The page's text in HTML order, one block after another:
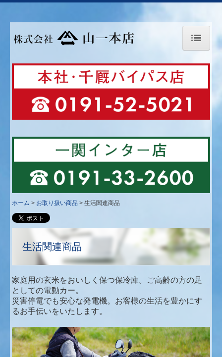
google-site-
お知らせ
当社のこだわり
お取り扱い商品
農業機械
緑地機械
林業機械
除雪機械
生活関連商品
取扱メーカー一覧
会社案内
STAFF BLOG
2021年
2023年
ホーム お取り扱い商品 生活関連商品
生活関連商品
家庭用の玄米をおいしく保つ保冷庫。ご高齢の方の足
としての電動カー。
災害停電でも安心な発電機。お客様の生活を豊かにす
るお手伝いをいたします。